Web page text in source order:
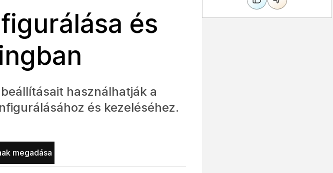
és
használhatják a
és kezeléséhez.
megadása